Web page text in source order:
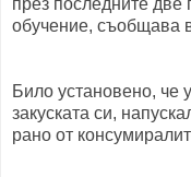
обучение, съобщава
Било установено, че
закуската си,
рано от